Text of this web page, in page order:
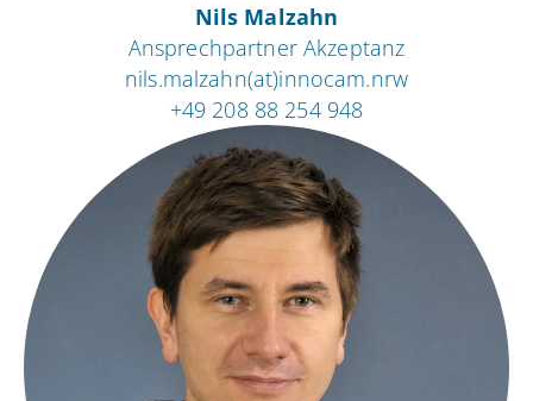
Nils Malzahn
Ansprechpartner Akzeptanz
nils.malzahn(at)innocam.nrw
+49 208 88 254 948